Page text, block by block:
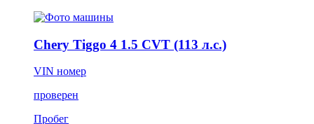
Chery Tiggo 4 1.5 CVT (113 л.с.)
VIN номер
проверен
Пробег